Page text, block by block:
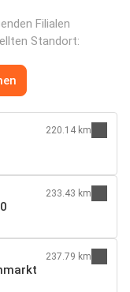
Filialen
Standort:
220.14 km
233.43 km
237.79 km